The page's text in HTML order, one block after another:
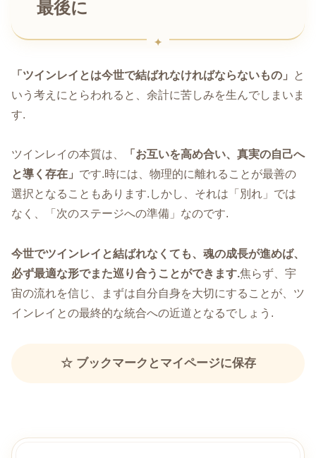
最後に
「ツインレイとは今世で結ばれなければならないもの」
と
いう考えにとらわれると、余計に苦しみを生んでしまいま
す.
ツインレイの本質は、
「お互いを高め合い、真実の自己へ
と導く存在」 です.時には、物理的に離れることが最善の
選択となることもあります.しかし、それは「別れ」では
なく、「次のステージへの準備」なのです.
今世でツインレイと結ばれなくても、魂の成長が進めば、
必ず最適な形でまた巡り合うことができます.焦らず、宇
宙の流れを信じ、まずは自分自身を大切にすることが、ツ
インレイとの最終的な統合への近道となるでしょう.
☆ ブックマークとマイページに保存